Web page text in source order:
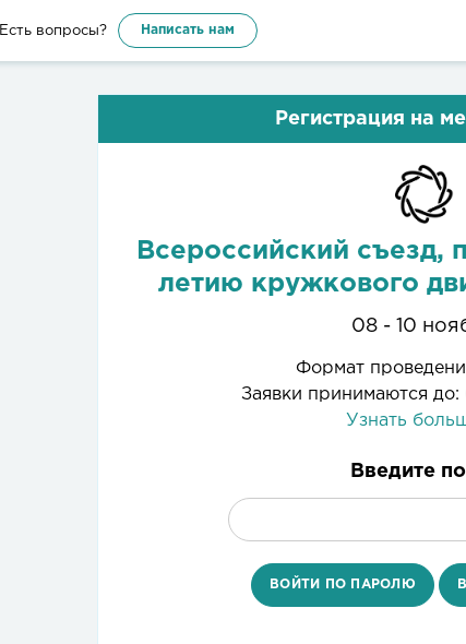
Есть вопросы? Написать нам
Регистрация на
Всероссийский съезд,
летию кружкового
08 - 10
Формат
Заявки принимаются до:
Узнать
Введите
ВОЙТИ ПО ПАРОЛЮ